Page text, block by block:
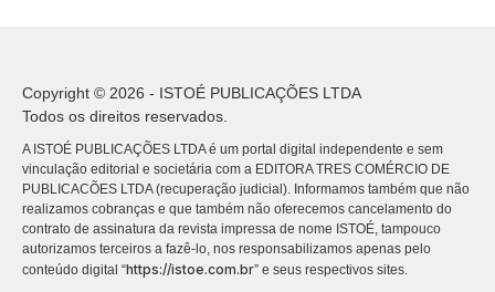
Copyright © 2026 - ISTOÉ PUBLICAÇÕES LTDA
Todos os direitos reservados.
A ISTOÉ PUBLICAÇÕES LTDA é um portal digital independente e sem
vinculação editorial e societária com a EDITORA TRES COMÉRCIO DE
PUBLICACÕES LTDA (recuperação judicial). Informamos também que não
realizamos cobranças e que também não oferecemos cancelamento do
contrato de assinatura da revista impressa de nome ISTOÉ, tampouco
autorizamos terceiros a fazê-lo, nos responsabilizamos apenas pelo
conteúdo digital “https://istoe.com.br” e seus respectivos sites.